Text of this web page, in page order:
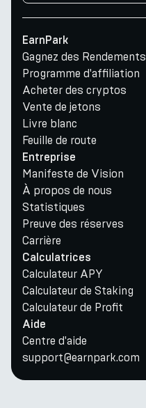
EarnPark
Gagnez des Rendements
Programme d'affiliation
Acheter des cryptos
Vente de jetons
Livre blanc
Feuille de route
Entreprise
Manifeste de Vision
À propos de nous
Statistiques
Preuve des réserves
Carrière
Calculatrices
Calculateur APY
Calculateur de Staking
Calculateur de Profit
Aide
Centre d'aide
support@earnpark.com